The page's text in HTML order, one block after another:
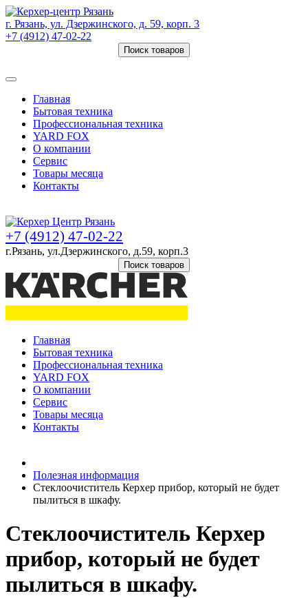
г. Рязань, ул. Дзержинского, д. 59, корп. 3
+7 (4912) 47-02-22
Поиск товаров
Главная
Бытовая техника
Профессиональная техника
YARD FOX
О компании
Сервис
Товары месяца
Контакты
+7 (4912) 47-02-22
г.Рязань, ул.Дзержинского, д.59, корп.3
Поиск товаров
Главная
Бытовая техника
Профессиональная техника
YARD FOX
О компании
Сервис
Товары месяца
Контакты
Полезная информация
Стеклоочиститель Керхер прибор, который не будет
пылиться в шкафу.
Стеклоочиститель Керхер
прибор, который не будет
пылиться в шкафу.